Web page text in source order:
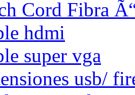
Cord Fibra
hdmi
super vga
usb/